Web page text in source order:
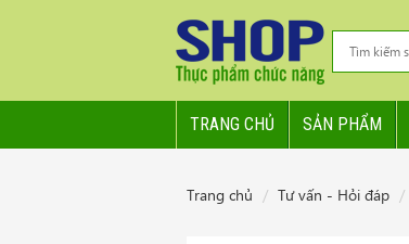
TRANG CHỦ SẢN PHẨM
Trang chủ Tư vấn - Hỏi đáp